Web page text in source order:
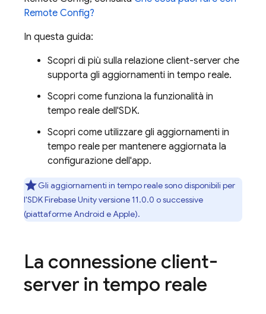
Remote Config?
In questa guida:
Scopri di più sulla relazione client-server che
supporta gli aggiornamenti in tempo reale.
Scopri come funziona la funzionalità in
tempo reale dell'SDK.
Scopri come utilizzare gli aggiornamenti in
tempo reale per mantenere aggiornata la
configurazione dell'app.
Gli aggiornamenti in tempo reale sono disponibili per
l'SDKFirebaseUnityversione 11.0.0 o successive
(piattaforme Android e Apple).
La connessione client-
server in tempo reale